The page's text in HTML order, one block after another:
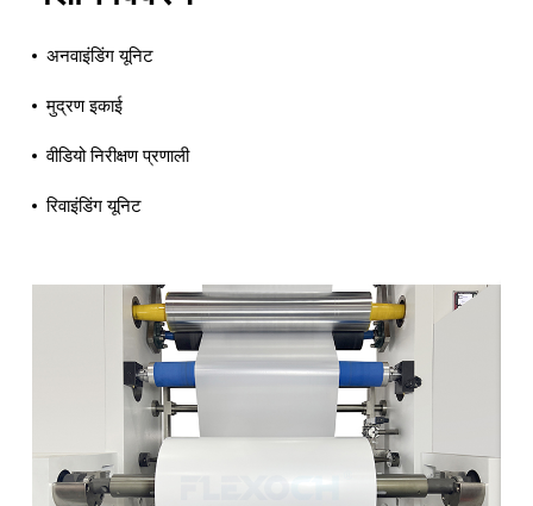
अनवाइंडिंग यूनिट
मुद्रण इकाई
वीडियो निरीक्षण प्रणाली
रिवाइंडिंग यूनिट